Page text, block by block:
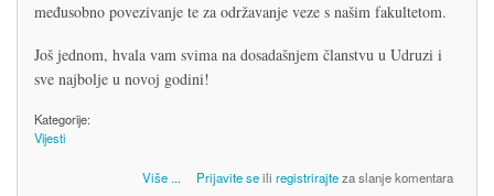
međusobno povezivanje te za održavanje veze s našim fakultetom.
Još jednom, hvala vam svima na dosadašnjem članstvu u Udruzi i
sve najbolje u novoj godini!
Kategorije:
Vijesti
Više
o Sve najbolje u 2026. godini! ... Prijavite seiliregistrirajteza slanje komentara